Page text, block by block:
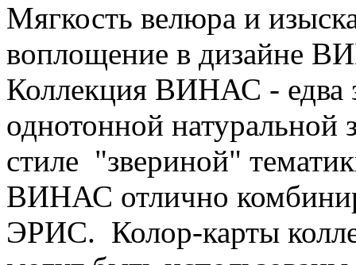
Мягкость велюра и
воплощение в дизайне
Коллекция ВИНАС - едва
однотонной
стиле "звериной"
ВИНАС отлично
ЭРИС. Колор-карты